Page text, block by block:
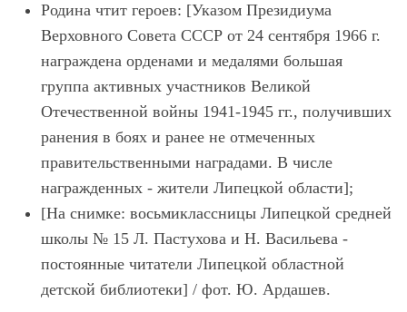
Родина чтит героев: [Указом Президиума
Верховного Совета СССР от 24 сентября 1966 г.
награждена орденами и медалями большая
группа активных участников Великой
Отечественной войны 1941-1945 гг., получивших
ранения в боях и ранее не отмеченных
правительственными наградами. В числе
награжденных - жители Липецкой области];
[На снимке: восьмиклассницы Липецкой средней
школы № 15 Л. Пастухова и Н. Васильева -
постоянные читатели Липецкой областной
детской библиотеки] / фот. Ю. Ардашев.